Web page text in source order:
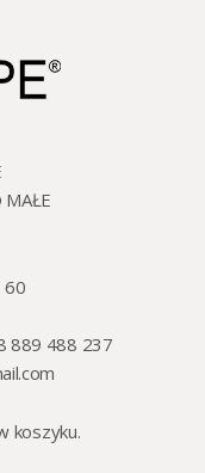
60
889 488 237
koszyku.